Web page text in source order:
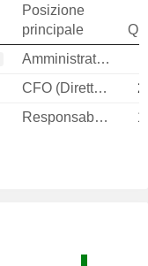
Posizione
principale
Amministratore
CFO (Direttore finanziario)
Responsabile affari legali